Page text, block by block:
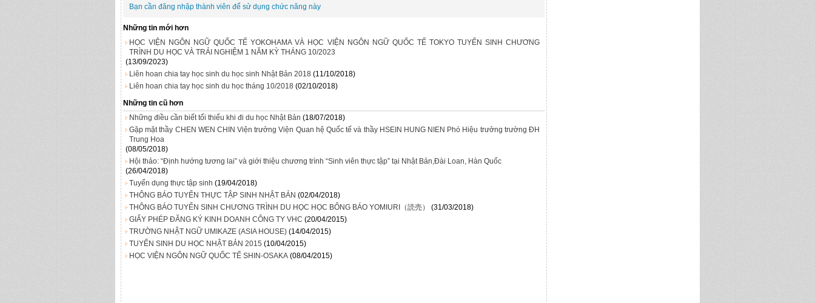
Bạn cần đăng nhập thành viên để sử dụng chức năng này
Những tin mới hơn
HỌC VIỆN NGÔN NGỮ QUỐC TẾ YOKOHAMA VÀ HỌC VIỆN NGÔN NGỮ QUỐC TẾ TOKYO TUYỂN SINH CHƯƠNG
TRÌNH DU HỌC VÀ TRẢI NGHIỆM 1 NĂM KỲ THÁNG 10/2023
(13/09/2023)
Liên hoan chia tay học sinh du học sinh Nhật Bản 2018 (11/10/2018)
Liên hoan chia tay học sinh du học tháng 10/2018 (02/10/2018)
Những tin cũ hơn
Những điều cần biết tối thiểu khi đi du học Nhật Bản (18/07/2018)
Gặp mặt thầy CHEN WEN CHIN Viện trưởng Viện Quan hệ Quốc tế và thầy HSEIN HUNG NIEN Phó Hiệu trưởng trường ĐH
Trung Hoa
(08/05/2018)
Hội thảo: “Định hướng tương lai” và giới thiệu chương trình “Sinh viên thực tập” tại Nhật Bản,Đài Loan, Hàn Quốc
(26/04/2018)
Tuyển dụng thực tập sinh (19/04/2018)
THÔNG BÁO TUYỂN THỰC TẬP SINH NHẬT BẢN (02/04/2018)
THÔNG BÁO TUYỂN SINH CHƯƠNG TRÌNH DU HỌC HỌC BỔNG BÁO YOMIURI（読売）
(31/03/2018)
GIẤY PHÉP ĐĂNG KÝ KINH DOANH CÔNG TY VHC (20/04/2015)
TRƯỜNG NHẬT NGỮ UMIKAZE (ASIA HOUSE) (14/04/2015)
TUYỂN SINH DU HỌC NHẬT BẢN 2015 (10/04/2015)
HỌC VIỆN NGÔN NGỮ QUỐC TẾ SHIN-OSAKA (08/04/2015)